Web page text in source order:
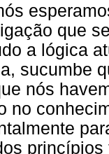
que
a lógica
sucumbe
nós
no